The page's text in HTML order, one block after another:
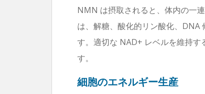
NMN は摂取されると、体内の一
は、解糖、酸化的リン酸化、DNA
す。適切な NAD+ レベルを維持
す。
細胞のエネルギー生産